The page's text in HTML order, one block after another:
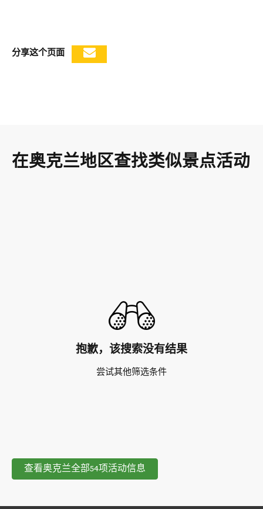
分享这个页面
在奥克兰地区查找类似景点活动
抱歉，该搜索没有结果
尝试其他筛选条件
查看奥克兰全部54项活动信息